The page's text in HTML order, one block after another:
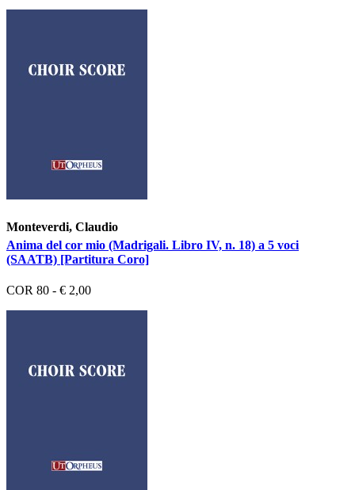
Monteverdi, Claudio
Anima del cor mio (Madrigali. Libro IV, n. 18) a 5 voci
(SAATB) [Partitura Coro]
COR 80 - € 2,00